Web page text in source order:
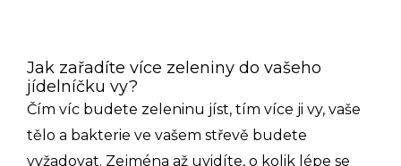
Jak zařadíte více zeleniny do vašeho
jídelníčku vy?
Čím víc budete zeleninu jíst, tím více ji vy, vaše
tělo a bakterie ve vašem střevě budete
vyžadovat. Zejména až uvidíte, o kolik lépe se